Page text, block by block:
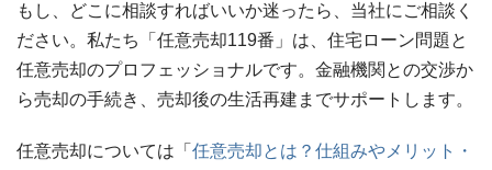
もし、どこに相談すればいいか迷ったら、当社にご相談く
ださい。私たち「任意売却119番」は、住宅ローン問題と
任意売却のプロフェッショナルです。金融機関との交渉か
ら売却の手続き、売却後の生活再建までサポートします。
任意売却については「 任意売却とは？仕組みやメリット・